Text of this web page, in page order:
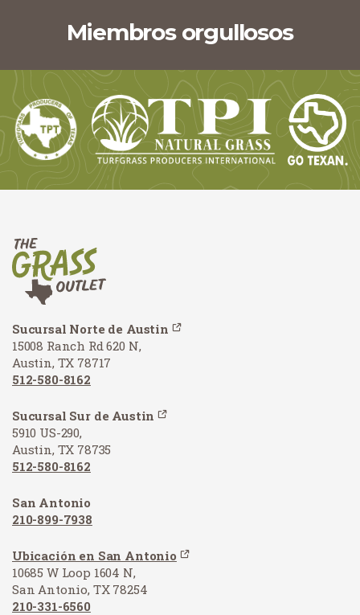
Miembros orgullosos
Sucursal Norte de Austin
15008 Ranch Rd 620 N,
Austin, TX 78717
512-580-8162
Sucursal Sur de Austin
5910 US-290,
Austin, TX 78735
512-580-8162
San Antonio
210-899-7938
Ubicación en San Antonio
10685 W Loop 1604 N,
San Antonio, TX 78254
210-331-6560